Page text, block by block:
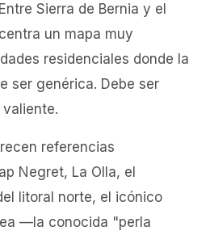
Sierra de Bernia y el
un mapa muy
residenciales donde la
ser genérica. Debe ser
referencias
Negret, La Olla, el
litoral norte, el icónico
—la conocida "perla